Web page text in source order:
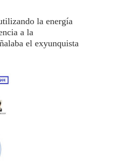
la energía
a la
el exyunquista